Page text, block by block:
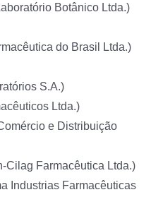
Botânico Ltda.)
do Brasil Ltda.)
S.A.)
Ltda.)
e Distribuição
Cilag Farmacêutica Ltda.)
Industrias Farmacêuticas